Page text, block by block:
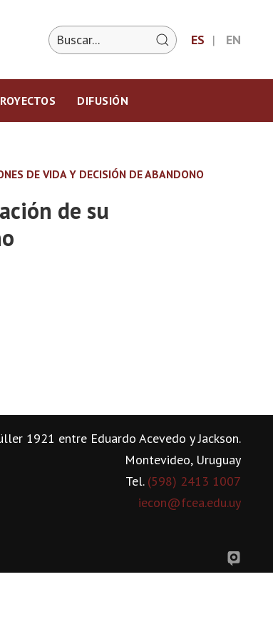
ES EN
DIFUSIÓN
DE VIDA Y DECISIÓN DE ABANDONO
de su
1921 entre Eduardo Acevedo y Jackson.
Montevideo, Uruguay
Tel. (598) 2413 1007
iecon@fcea.edu.uy